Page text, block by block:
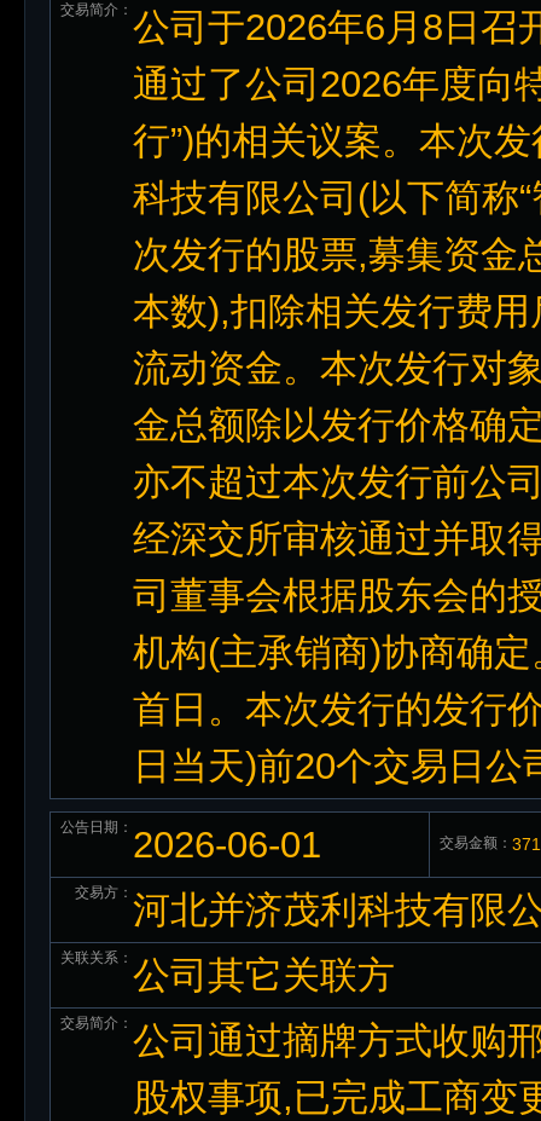
交易简介： 公司于2026年6月8日召
通过了公司2026年度向
行”)的相关议案。本次
科技有限公司(以下简称
次发行的股票,募集资金
本数),扣除相关发行费
流动资金。本次发行对
金总额除以发行价格确
亦不超过本次发行前公
经深交所审核通过并取
司董事会根据股东会的
机构(主承销商)协商确
首日。本次发行的发行
日当天)前20个交易日
公告日期： 2026-06-01 交易金额：
交易方： 河北并济茂利科技有限
关联关系： 公司其它关联方
交易简介： 公司通过摘牌方式收购
股权事项,已完成工商变